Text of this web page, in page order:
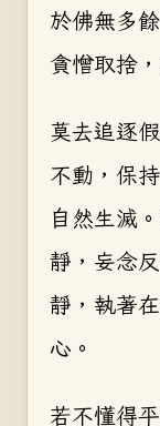
於佛無多
貪憎取捨
莫去追逐
不動，保
自然生滅
靜，妄念
靜，執著
心。
若不懂得